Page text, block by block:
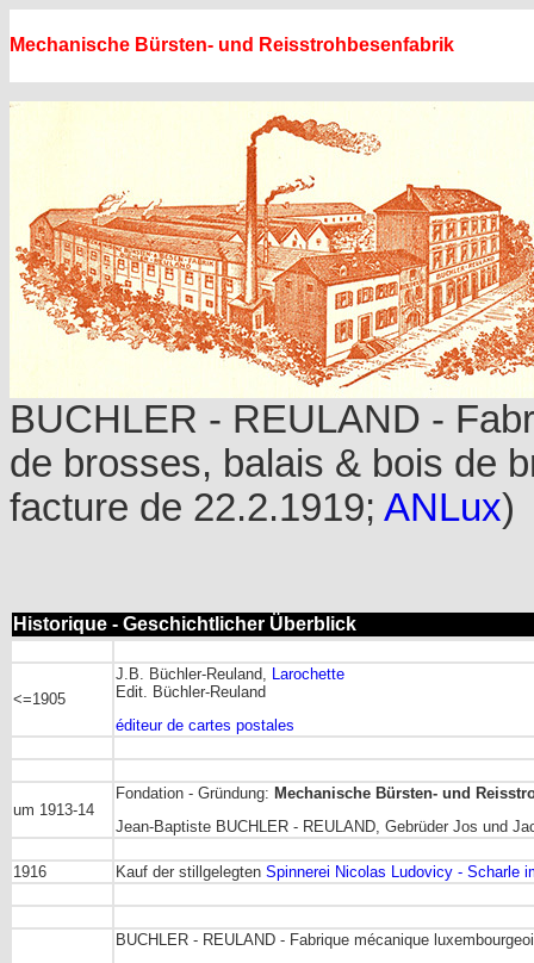
Mechanische Bürsten- und Reisstrohbesenfabrik
BUCHLER - REULAND -
de brosses, balais & bois de
facture de 22.2.1919; ANLux)
Historique - Geschichtlicher Überblick
<=1905
J.B. Büchler-Reuland, Larochette
Edit. Büchler-Reuland
éditeur de cartes postales
um 1913-14
Fondation - Gründung: Mechanische Bürsten- und
Jean-Baptiste BUCHLER - REULAND, Gebrüder Jos und
1916 Kauf der stillgelegten Spinnerei Nicolas Ludovicy - Scharle
BUCHLER - REULAND - Fabrique mécanique